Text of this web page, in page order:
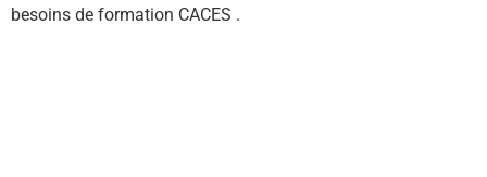
besoins de formation CACES .